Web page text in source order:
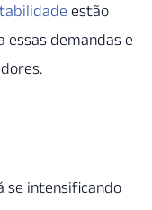
estão
essas demandas e
se intensificando